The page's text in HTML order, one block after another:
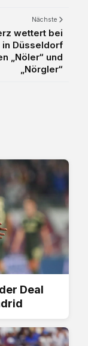
Nächste
wettert bei
in Düsseldorf
„Nöler“ und
„Nörgler“
Deal